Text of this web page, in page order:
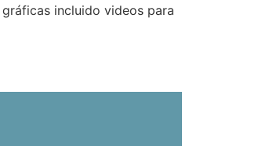
incluido videos para